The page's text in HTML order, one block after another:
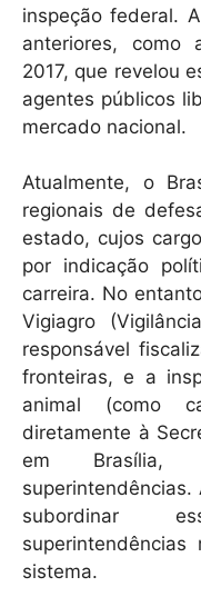
inspeção federal.
anteriores, como
2017, que revelou
agentes públicos
mercado nacional.
Atualmente, o
regionais de
estado, cujos
por indicação
carreira. No
Vigiagro
responsável
fronteiras, e a
animal (como
diretamente à
em Brasília,
subordinar
sistema.